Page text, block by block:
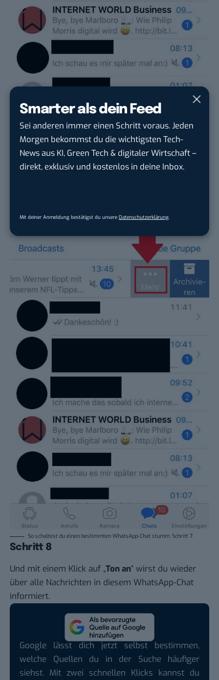
Smarter als dein Feed
Sei anderen immer einen Schritt voraus. Jeden
Morgen bekommst du die wichtigsten Tech-
News aus KI, Green Tech & digitaler Wirtschaft –
direkt, exklusiv und kostenlos in deine Inbox.
Mit deiner Anmeldung bestätigst du unsere Datenschutzerklärung
So schaltest du einen bestimmten WhatsApp-Chat stumm. Schritt 6.
Schritt 7
Jetzt wählst du wieder „Mehr“ aus.
So schaltest du einen bestimmten WhatsApp-Chat stumm. Schritt 7.
Schritt 8
Und mit einem Klick auf „Ton an“ wirst du wieder
über alle Nachrichten in diesem WhatsApp-Chat
informiert.
Google lässt dich jetzt selbst bestimmen,
welche Quellen du in der Suche häufiger
siehst. Mit zwei schnellen Klicks kannst du